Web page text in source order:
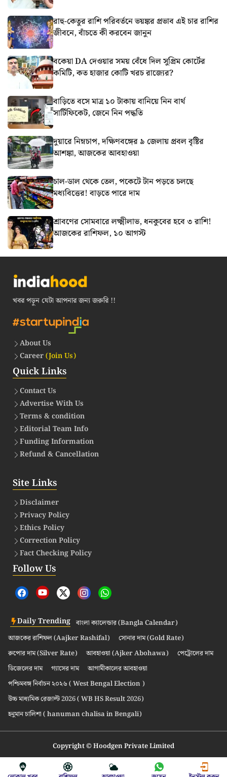
রাহু-কেতুর রাশি পরিবর্তনে ভয়ঙ্কর প্রভাব এই চার রাশির
জীবনে, বাঁচতে কী করবেন জানুন
বকেয়া DA দেওয়ার সময় বেঁধে দিল সুপ্রিম কোর্টের
কমিটি, কত হাজার কোটি খরচ রাজ্যের?
বাড়িতে বসে মাত্র ১০ টাকায় বানিয়ে নিন বার্থ
সার্টিফিকেট, জেনে নিন পদ্ধতি
দুয়ারে নিম্নচাপ, দক্ষিণবঙ্গের ৯ জেলায় প্রবল বৃষ্টির
আশঙ্কা, আজকের আবহাওয়া
চাল-ডাল থেকে তেল, পকেটে টান পড়তে চলছে
মধ্যবিত্তের! বাড়তে পারে দাম
শ্রাবণের সোমবারে লক্ষ্মীলাভ, ধনকুবের হবে ৩ রাশি!
আজকের রাশিফল, ১০ আগস্ট
খবর পড়ুন যেটা আপনার জন্য জরুরি !!
About Us
Career(Join Us)
Quick Links
Contact Us
Advertise With Us
Terms & condition
Editorial Team Info
Funding Information
Refund & Cancellation
Site Links
Disclaimer
Privacy Policy
Ethics Policy
Correction Policy
Fact Checking Policy
Follow Us
Daily Trending বাংলা ক্যালেন্ডার (Bangla Calendar)
আজকের রাশিফল (Aajker Rashifal)
সোনার দাম (Gold Rate)
রুপোর দাম (Silver Rate)
আবহাওয়া (Ajker Abohawa)
পেট্রোলের দাম
ডিজেলের দাম
গ্যাসের দাম
আগামীকালের আবহাওয়া
পশ্চিমবঙ্গ নির্বাচন ২০২৬ ( West Bengal Election )
উচ্চ মাধ্যমিক রেজাল্ট 2026 ( WB HS Result 2026)
হনুমান চালিশা ( hanuman chalisa in Bengali)
Copyright © Hoodgen Private Limited